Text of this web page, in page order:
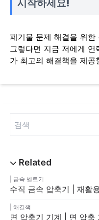
금속 벨트기
수직 금속 압축기 | 재활
해결책
면 압축기 기계 | 면 압축
시작하세요!
폐기물 문제 해결을 위
그렇다면 지금 저에게
가 최고의 해결책을 제공